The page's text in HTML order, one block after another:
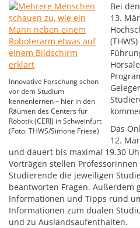
Innovative Forschung schon
vor dem Studium
kennenlernen – hier in den
Räumen des Centers für
Robotik (CERI) in Schweinfurt
(Foto: THWS/Simone Friese)
Bei
13.
Das
12.
und dauert bis maximal 19.30
Vorträgen stellen
Studierende die jeweiligen
beantworten Fragen. Außerdem
Informationen und Tipps rund
Informationen zum dualen
und zu Auslandsaufenthalten.